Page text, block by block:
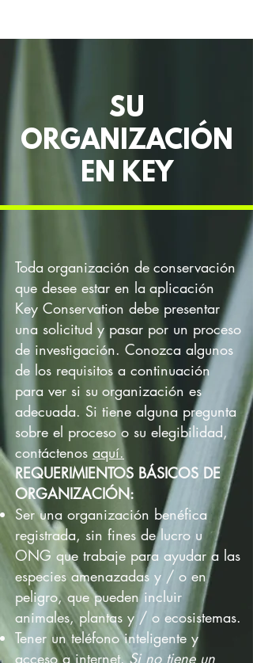
SU
ORGANIZACIÓN
EN KEY
Toda organización de conservación
que desee estar en la aplicación
Key Conservation debe presentar
una solicitud y pasar por un proceso
de investigación. Conozca algunos
de los requisitos a continuación
para ver si su organización es
adecuada. Si tiene alguna pregunta
sobre el proceso o su elegibilidad,
contáctenos aquí.
REQUERIMIENTOS BÁSICOS DE
ORGANIZACIÓN:
Ser una organización benéfica
registrada, sin fines de lucro u
ONG que trabaje para ayudar a las
especies amenazadas y / o en
peligro, que pueden incluir
animales, plantas y / o ecosistemas.
Tener un teléfono inteligente y
acceso a internet. Si no tiene un